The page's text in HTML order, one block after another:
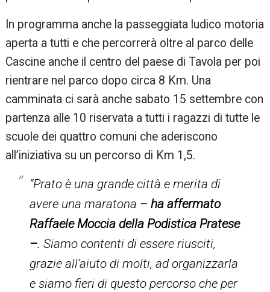
In programma anche la passeggiata ludico motoria
aperta a tutti e che percorrerà oltre al parco delle
Cascine anche il centro del paese di Tavola per poi
rientrare nel parco dopo circa 8 Km. Una
camminata ci sarà anche sabato 15 settembre con
partenza alle 10 riservata a tutti i ragazzi di tutte le
scuole dei quattro comuni che aderiscono
all’iniziativa su un percorso di Km 1,5.
“Prato è una grande città e merita di
avere una maratona –ha affermato
Raffaele Moccia della Podistica Pratese
–. Siamo contenti di essere riusciti,
grazie all’aiuto di molti, ad organizzarla
e siamo fieri di questo percorso che per